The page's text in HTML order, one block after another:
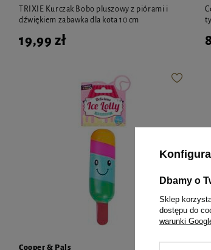
TRIXIE Kurczak Bobo pluszowy z piórami i
dźwiękiem zabawka dla kota 10 cm
19,99 zł
Cooper & Pals
Dbamy o
Sklep
dostępu do
warunki